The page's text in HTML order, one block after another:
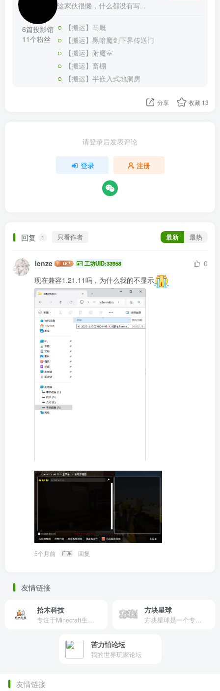
6篇投影馆
11个粉丝
这家伙很懒，什么都没有写...
【搬运】马厩
【搬运】黑暗魔剑下界传送门
【搬运】附魔室
【搬运】畜棚
【搬运】半嵌入式地洞房
分享 收藏 13
请登录后发表评论
登录 注册
回复 1 只看作者 最新 最热
lenze 工坊UID:33958
0
现在兼容1.21.11吗，为什么我的不显示
5个月前 广东 回复
友情链接
拾木科技
专注于Minecraft生态建设
方块星球
方块星球是一个专注于我的世界的中文论坛，提供丰富的资源分享、玩家交流和创意展示，包括地图、皮肤、数据包等内容，打造Minecraft玩家的专属社区乐园！
苦力怕论坛
我的世界玩家论坛
友情链接